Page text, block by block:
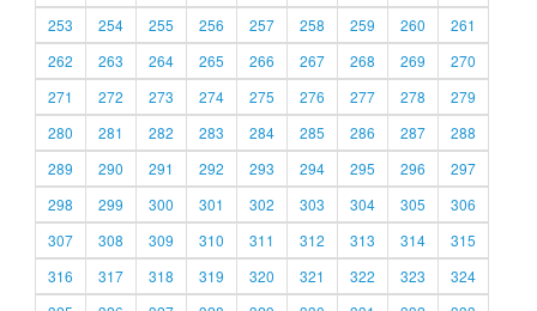
253
254 255 256 257 258 259 260
261
262
263 264 265 266 267 268 269
270
271
272 273 274 275 276 277 278
279
280
281 282 283 284 285 286 287
288
289
290 291 292 293 294 295 296
297
298
299 300 301 302 303 304 305
306
307
308 309 310 311 312 313 314
315
316
317 318 319 320 321 322 323
324